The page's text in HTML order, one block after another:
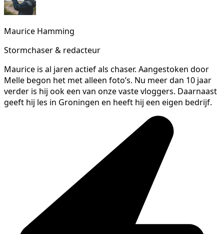
Maurice Hamming
Stormchaser & redacteur
Maurice is al jaren actief als chaser. Aangestoken door
Melle begon het met alleen foto’s. Nu meer dan 10 jaar
verder is hij ook een van onze vaste vloggers. Daarnaast
geeft hij les in Groningen en heeft hij een eigen bedrijf.